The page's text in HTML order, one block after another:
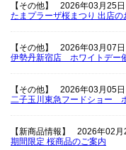
【その他】
2026年03月25日
たまプラーザ桜まつり 出店の
【その他】
2026年03月07日
伊勢丹新宿店 ホワイトデー
【その他】
2026年03月05日
二子玉川東急フードショー
【新商品情報】
2026年02月
期間限定 桜商品のご案内